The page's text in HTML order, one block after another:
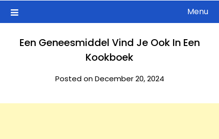
Menu
Een Geneesmiddel Vind Je Ook In Een
Kookboek
Posted on December 20, 2024